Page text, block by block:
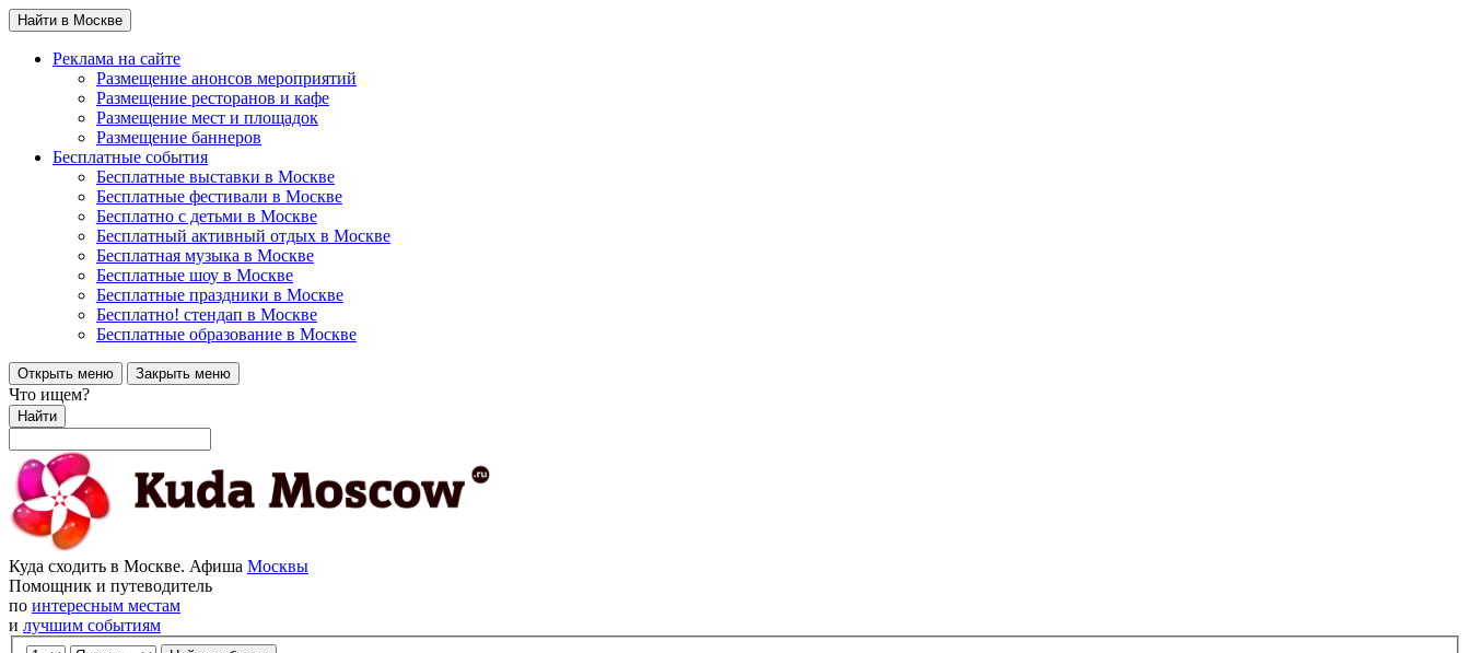
Найти в Москве
Реклама на сайте
Размещение анонсов мероприятий
Размещение ресторанов и кафе
Размещение мест и площадок
Размещение баннеров
Бесплатные события
Бесплатные выставки в Москве
Бесплатные фестивали в Москве
Бесплатно с детьми в Москве
Бесплатный активный отдых в Москве
Бесплатная музыка в Москве
Бесплатные шоу в Москве
Бесплатные праздники в Москве
Бесплатно! стендап в Москве
Бесплатные образование в Москве
Открыть меню Закрыть меню
Что ищем?
Найти
Куда сходить в Москве. Афиша Москвы
Помощник и путеводитель
по интересным местам
и лучшим событиям